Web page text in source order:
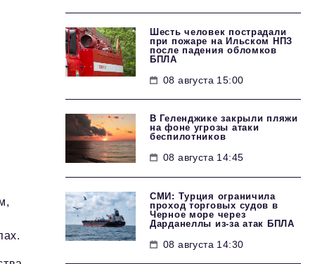
Шесть человек пострадали
при пожаре на Ильском НПЗ
после падения обломков
БПЛА
08 августа 15:00
В Геленджике закрыли пляжи
на фоне угрозы атаки
беспилотников
08 августа 14:45
СМИ: Турция ограничила
проход торговых судов в
Черное море через
Дарданеллы из-за атак БПЛА
08 августа 14:30